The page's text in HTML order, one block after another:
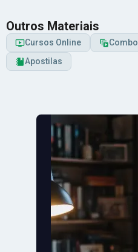
Outros Materiais
Cursos Online
Combo
Apostilas